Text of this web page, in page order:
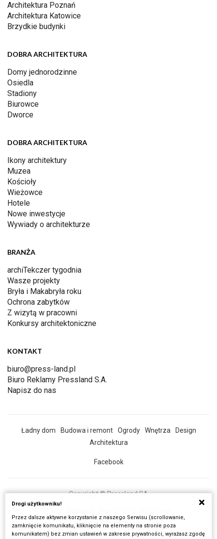
Architektura Poznań
Architektura Katowice
Brzydkie budynki
DOBRA ARCHITEKTURA
Domy jednorodzinne
Osiedla
Stadiony
Biurowce
Dworce
DOBRA ARCHITEKTURA
Ikony architektury
Muzea
Kościoły
Wieżowce
Hotele
Nowe inwestycje
Wywiady o architekturze
BRANŻA
archiTekczer tygodnia
Wasze projekty
Bryła i Makabryła roku
Ochrona zabytków
Z wizytą w pracowni
Konkursy architektoniczne
KONTAKT
biuro@press-land.pl
Biuro Reklamy Pressland S.A.
Napisz do nas
Ładny dom Budowa i remont Ogrody Wnętrza
Design
Architektura
Facebook
Copyright © Pressland SA
Wszystkie artykuły
Drogi użytkowniku!
Przez dalsze aktywne korzystanie z naszego Serwisu (scrollowanie,
zamknięcie komunikatu, kliknięcie na elementy na stronie poza
komunikatem) bez zmian ustawień w zakresie prywatności, wyrażasz zgodę